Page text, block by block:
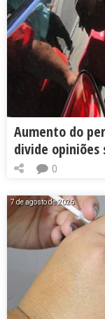
Aumento do
divide opiniões
0
7 de agosto de 2026